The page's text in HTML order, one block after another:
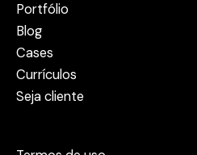
Portfólio
Blog
Cases
Currículos
Seja cliente